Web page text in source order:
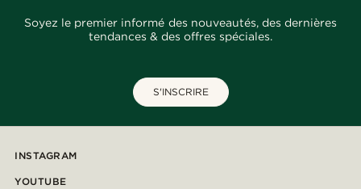
Soyez le premier informé des nouveautés, des dernières
tendances & des offres spéciales.
S'INSCRIRE
INSTAGRAM
YOUTUBE